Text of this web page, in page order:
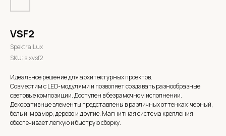
VSF2
SpektralLux
SKU: slxvsf2
Идеальное решение для архитектурных проектов.
Совместим с LED-модулями и позволяет создавать разнообразные
световые композиции. Доступен в безрамочном исполнении.
Декоративные элементы представлены в различных оттенках: черный,
белый, мрамор, дерево и другие. Магнитная система крепления
обеспечивает легкую и быструю сборку.